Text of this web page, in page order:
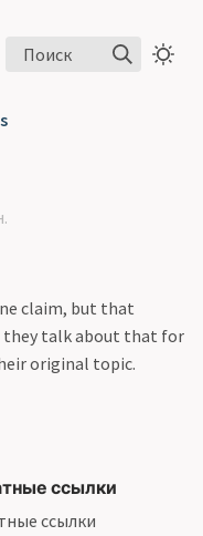
Поиск
claim, but that
they talk about that for
original topic.
ссылки
ссылки